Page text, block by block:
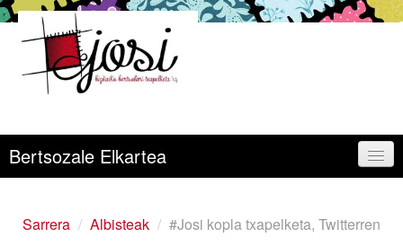
nabigazioara
Bilaketa
aurreratua…
Bertsozale Elkartea
Sarrera / Albisteak / #Josi kopla txapelketa, Twitterren